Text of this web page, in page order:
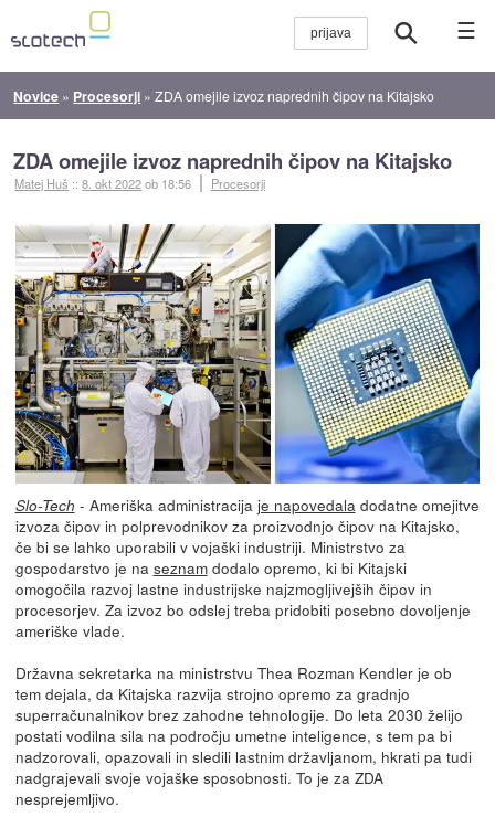
☰
Novice » Procesorji »ZDA omejile izvoz naprednih čipov na Kitajsko
ZDA omejile izvoz naprednih čipov na Kitajsko
Matej Huš ::8. okt 2022ob 18:56 Procesorji
Slo-Tech - Ameriška administracija je napovedaladodatne omejitve
izvoza čipov in polprevodnikov za proizvodnjo čipov na Kitajsko,
če bi se lahko uporabili v vojaški industriji. Ministrstvo za
gospodarstvo je na seznamdodalo opremo, ki bi Kitajski
omogočila razvoj lastne industrijske najzmogljivejših čipov in
procesorjev. Za izvoz bo odslej treba pridobiti posebno dovoljenje
ameriške vlade.
Državna sekretarka na ministrstvu Thea Rozman Kendler je ob
tem dejala, da Kitajska razvija strojno opremo za gradnjo
superračunalnikov brez zahodne tehnologije. Do leta 2030 želijo
postati vodilna sila na področju umetne inteligence, s tem pa bi
nadzorovali, opazovali in sledili lastnim državljanom, hkrati pa tudi
nadgrajevali svoje vojaške sposobnosti. To je za ZDA
nesprejemljivo.